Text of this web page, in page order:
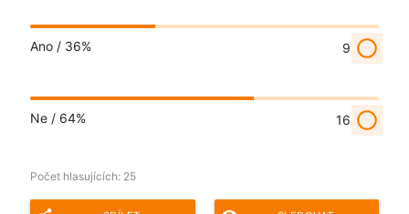
Ano / 36% 9 radio_button_unchecked
Ne / 64% 16 radio_button_unchecked
Počet hlasujících: 25